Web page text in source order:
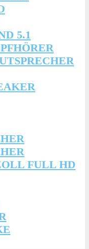
5.1
FULL HD